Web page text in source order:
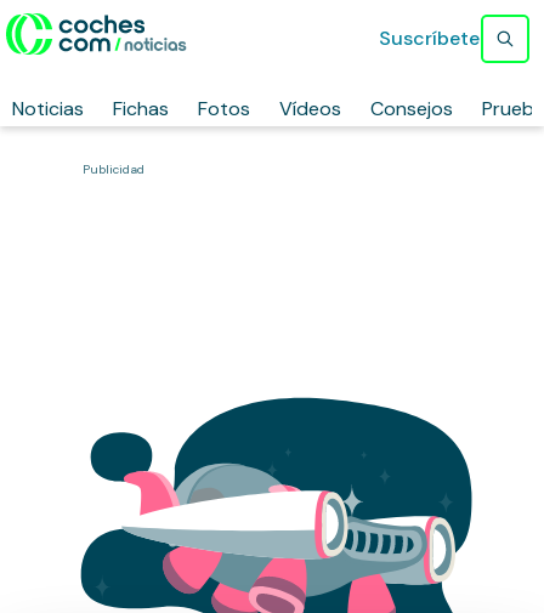
Noticias Fichas Fotos Vídeos Consejos
Suscríbete
Publicidad